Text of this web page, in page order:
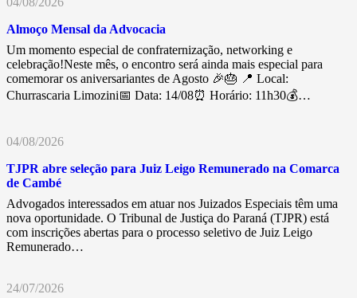
Almoço Mensal da Advocacia
Um momento especial de confraternização, networking e
celebração!Neste mês, o encontro será ainda mais especial para
comemorar os aniversariantes de Agosto 🎉🎂 📍 Local:
Churrascaria Limozini📅 Data: 14/08⏰ Horário: 11h30💰…
04/08/2026
TJPR abre seleção para Juiz Leigo Remunerado na Comarca
de Cambé
Advogados interessados em atuar nos Juizados Especiais têm uma
nova oportunidade. O Tribunal de Justiça do Paraná (TJPR) está
com inscrições abertas para o processo seletivo de Juiz Leigo
Remunerado…
24/07/2026